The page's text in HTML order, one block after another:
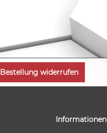
Bestellung widerrufen
Informationen